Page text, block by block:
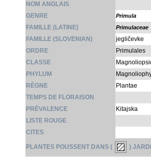
NOM ANGLAIS
GENRE
Primula
FAMILLE (LATINE) Primulaceae
FAMILLE (SLOVENIAN)
jegličevke
ORDRE
Primulales
CLASSE
PHYLUM
RÈGNE
Plantae
TEMPS DE FLORAISON
PRÉVALENCE
Kitajska
LISTE ROUGE
CITES
PLANTES POUSSENT DANS ( )